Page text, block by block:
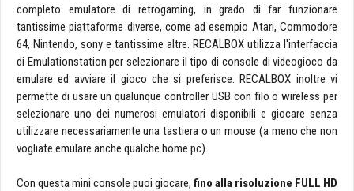
completo emulatore di retrogaming, in grado di far funzionare
tantissime piattaforme diverse, come ad esempio Atari, Commodore
64, Nintendo, sony e tantissime altre. RECALBOX utilizza l'interfaccia
di Emulationstation per selezionare il tipo di console di videogioco da
emulare ed avviare il gioco che si preferisce. RECALBOX inoltre vi
permette di usare un qualunque controller USB con filo o wireless per
selezionare uno dei numerosi emulatori disponibili e giocare senza
utilizzare necessariamente una tastiera o un mouse (a meno che non
vogliate emulare anche qualche home pc).
Con questa mini console puoi giocare, fino alla risoluzione FULL HD